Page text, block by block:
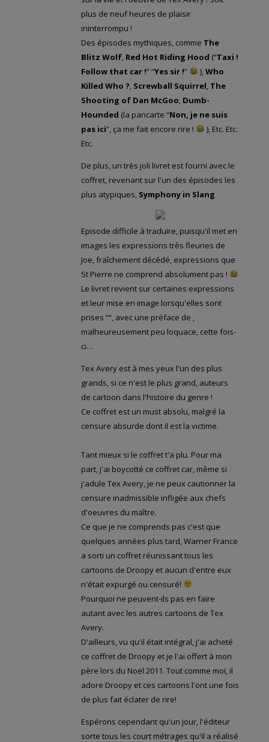
plus de neuf heures de plaisir
ininterrompu !
Des épisodes mythiques, comme The
Blitz Wolf Red Hot Riding Hood (“Taxi !
Follow that car !” “Yes sir !” ), Who
Killed Who ? Screwball Squirrel The
Shooting of Dan McGoo Dumb-
Hounded (la pancarte “Non, je ne suis
pas ici“, ça me fait encore rire !
), Etc. Etc.
Etc.
De plus, un très joli livret est fourni avec le
coffret, revenant sur l'un des épisodes les
plus atypiques, Symphony in Slang
Episode difficile à traduire, puisqu'il met en
images les expressions très fleuries de
Joe, fraîchement décédé, expressions que
St Pierre ne comprend absolument pas !
Le livret revient sur certaines expressions
et leur mise en image lorsqu'elles sont
prises ““, avec une préface de
malheureusement peu loquace, cette fois-
ci…
Tex Avery est à mes yeux l'un des plus
grands, si ce n'est le plus grand, auteurs
de cartoon dans l'histoire du genre !
Ce coffret est un must absolu, malgré la
censure absurde dont il est la victime.
Tant mieux si le coffret t'a plu. Pour ma
part, j'ai boycotté ce coffret car, même si
j'adule Tex Avery, je ne peux cautionner la
censure inadmissible infligée aux chefs
d'oeuvres du maître.
Ce que je ne comprends pas c'est que
quelques années plus tard, Warner France
a sorti un coffret réunissant tous les
cartoons de Droopy et aucun d'entre eux
n'était expurgé ou censuré!
Pourquoi ne peuvent-ils pas en faire
autant avec les autres cartoons de Tex
Avery.
D'ailleurs, vu qu'il était intégral, j'ai acheté
ce coffret de Droopy et je l'ai offert à mon
père lors du Noël 2011. Tout comme moi, il
adore Droopy et ces cartoons l'ont une fois
de plus fait éclater de rire!
Espérons cependant qu'un jour, l'éditeur
sorte tous les court métrages qu'il a réalisé